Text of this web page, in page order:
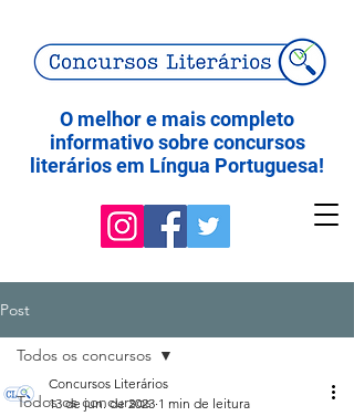
O melhor e mais completo
informativo sobre concursos
literários em Língua Portuguesa!
Post
Todos os concursos
Todos os concursos
Concursos Literários
13 de jun. de 2023 1 min de leitura